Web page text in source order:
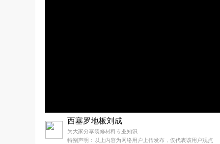
西塞罗地板刘成
为大家分享装修材料专业知识
特别声明：以上内容为网络用户上传发布，仅代表该用户观点